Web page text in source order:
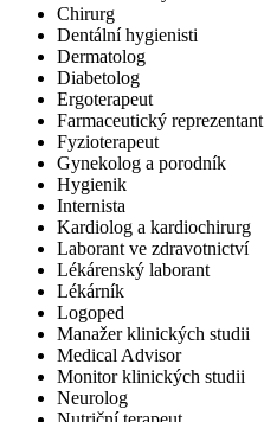
Chirurg
Dentální hygienisti
Dermatolog
Diabetolog
Ergoterapeut
Farmaceutický reprezentant
Fyzioterapeut
Gynekolog a porodník
Hygienik
Internista
Kardiolog a kardiochirurg
Laborant ve zdravotnictví
Lékárenský laborant
Lékárník
Logoped
Manažer klinických studii
Medical Advisor
Monitor klinických studii
Neurolog